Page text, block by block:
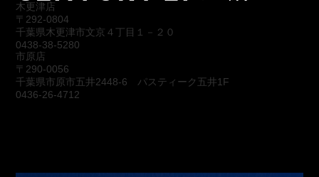
木更津店
〒292-0804
千葉県木更津市文京４丁目１－２０
0438-38-5280
市原店
〒290-0056
千葉県市原市五井2448-6 パスティーク五井1F
0436-26-4712